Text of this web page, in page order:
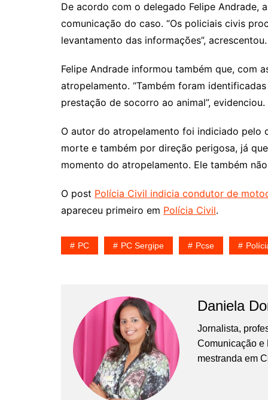
De acordo com o delegado Felipe Andrade,
comunicação do caso. “Os policiais civis
levantamento das informações”, acrescentou.
Felipe Andrade informou também que, com
atropelamento. “Também foram
prestação de socorro ao animal”, evidenciou.
O autor do atropelamento foi indiciado pelo
morte e também por direção perigosa, já
momento do atropelamento. Ele também
O post Polícia Civil indicia condutor de
apareceu primeiro em Polícia Civil.
PC PC Sergipe Pcse
Daniela
Jornalista,
Comunicação e
mestranda em